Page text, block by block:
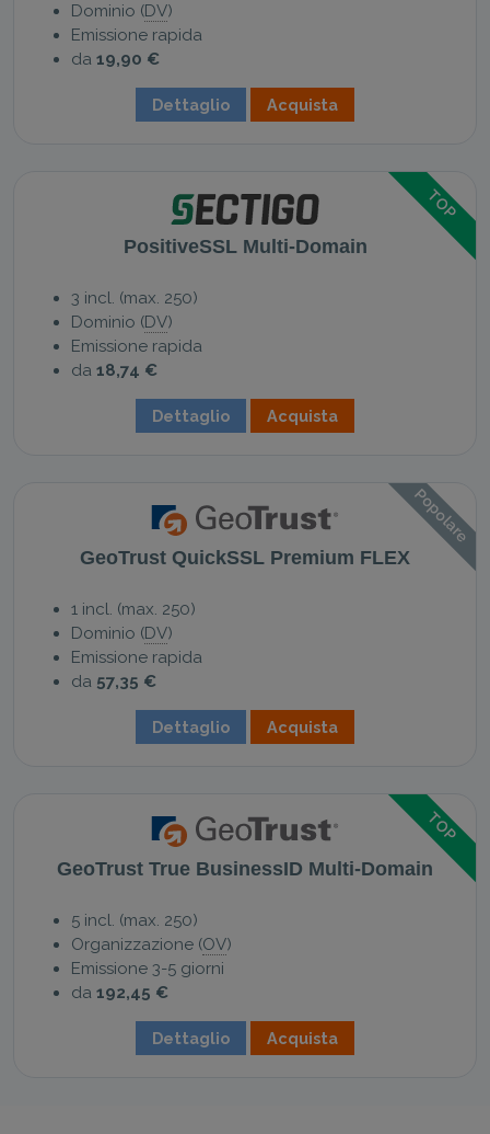
Dominio (DV)
Emissione rapida
da 19,90 €
Dettaglio Acquista
TOP
PositiveSSL Multi-Domain
3 incl. (max. 250)
Dominio (DV)
Emissione rapida
da 18,74 €
Dettaglio Acquista
Popolare
GeoTrust QuickSSL Premium FLEX
1 incl. (max. 250)
Dominio (DV)
Emissione rapida
da 57,35 €
Dettaglio Acquista
TOP
GeoTrust True BusinessID Multi-Domain
5 incl. (max. 250)
Organizzazione (OV)
Emissione 3-5 giorni
da 192,45 €
Dettaglio Acquista